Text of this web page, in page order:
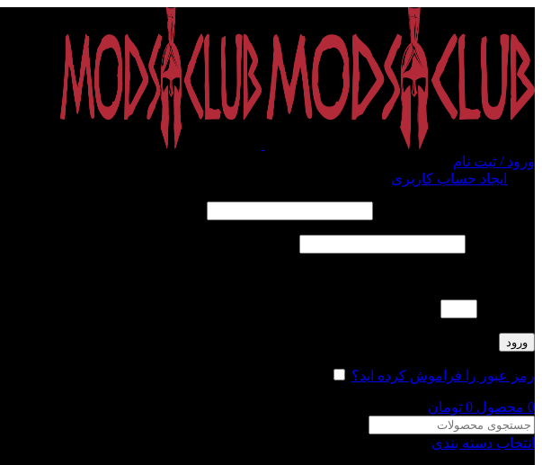
ورود / ثبت نام
ایجاد حساب کاربری
ورود
رمز عبور را فراموش کرده اید؟
0 محصول 0 تومان
انتخاب دسته بندی